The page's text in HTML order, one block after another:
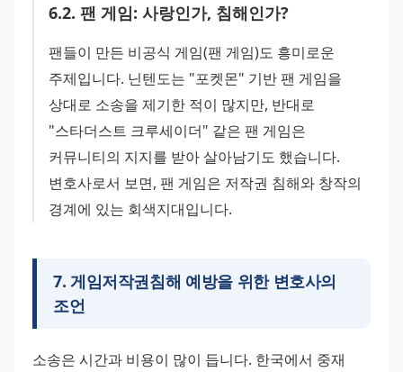
6.2. 팬 게임: 사랑인가, 침해인가?
팬들이 만든 비공식 게임(팬 게임)도 흥미로운
주제입니다. 닌텐도는 "포켓몬" 기반 팬 게임을
상대로 소송을 제기한 적이 많지만, 반대로
"스타더스트 크루세이더" 같은 팬 게임은
커뮤니티의 지지를 받아 살아남기도 했습니다.
변호사로서 보면, 팬 게임은 저작권 침해와 창작의
경계에 있는 회색지대입니다.
7. 게임저작권침해 예방을 위한 변호사의
조언
소송은 시간과 비용이 많이 듭니다. 한국에서 중재